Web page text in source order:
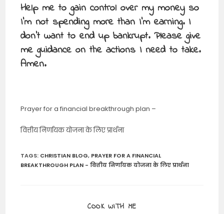
Help me to gain control over my money so
I’m not spending more than I’m earning. I
don’t want to end up bankrupt. Please give
me guidance on the actions I need to take.
Amen.
Prayer for a financial breakthrough plan –
वित्तीय निर्णायक योजना के लिए प्रार्थना
TAGS: CHRISTIAN BLOG, PRAYER FOR A FINANCIAL
BREAKTHROUGH PLAN - वित्तीय निर्णायक योजना के लिए प्रार्थना
COOK WITH ME